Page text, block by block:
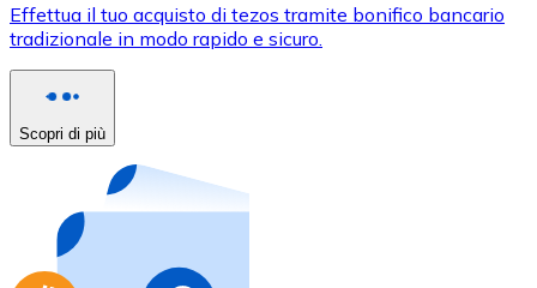
Usa le carte Visa e Mastercard per acquistare
Acquista con carta
Acquista gift card dei tuoi marchi preferiti con
Vai al negozio di carte regalo
Effettua il tuo acquisto di tezos tramite bonifico bancario
tradizionale in modo rapido e sicuro.
Scopri di più